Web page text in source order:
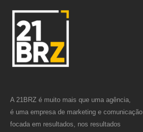
A 21BRZ é muito mais que uma agência,
é uma empresa de marketing e comunicação
focada em resultados, nos resultados